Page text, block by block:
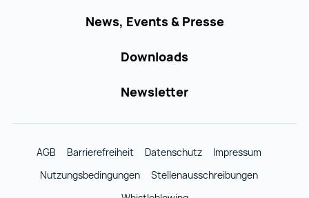
News, Events & Presse
Downloads
Newsletter
AGB Barrierefreiheit Datenschutz
Impressum
Nutzungsbedingungen
Stellenausschreibungen